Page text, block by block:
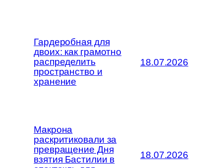
Гардеробная для
двоих: как грамотно
распределить
пространство и
хранение
18.07.2026
Макрона
раскритиковали за
превращение Дня
взятия Бастилии в
18.07.2026